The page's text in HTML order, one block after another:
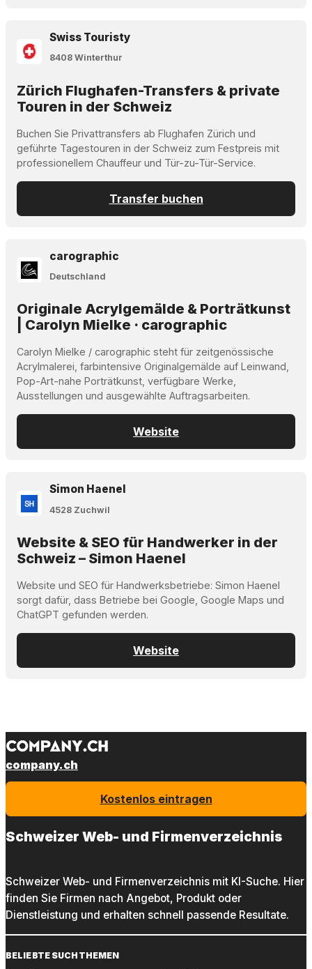
Swiss Touristy
8408 Winterthur
Zürich Flughafen-Transfers & private
Touren in der Schweiz
Buchen Sie Privattransfers ab Flughafen Zürich und
geführte Tagestouren in der Schweiz zum Festpreis mit
professionellem Chauffeur und Tür-zu-Tür-Service.
Transfer buchen
carographic
Deutschland
Originale Acrylgemälde & Porträtkunst
| Carolyn Mielke · carographic
Carolyn Mielke / carographic steht für zeitgenössische
Acrylmalerei, farbintensive Originalgemälde auf Leinwand,
Pop-Art-nahe Porträtkunst, verfügbare Werke,
Ausstellungen und ausgewählte Auftragsarbeiten.
Website
Simon Haenel
4528 Zuchwil
Website & SEO für Handwerker in der
Schweiz – Simon Haenel
Website und SEO für Handwerksbetriebe: Simon Haenel
sorgt dafür, dass Betriebe bei Google, Google Maps und
ChatGPT gefunden werden.
Website
company.ch
Kostenlos eintragen
Schweizer Web- und Firmenverzeichnis
Schweizer Web- und Firmenverzeichnis mit KI-Suche. Hier
finden Sie Firmen nach Angebot, Produkt oder
Dienstleistung und erhalten schnell passende Resultate.
BELIEBTE SUCHTHEMEN